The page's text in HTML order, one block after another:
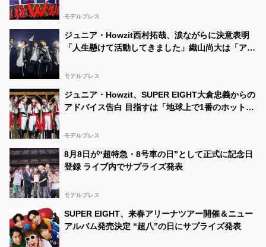
TO ME YOU】
モデルプレス
ジュニア・Howzit西村拓哉、涙ながらに決意表明
「人生懸けて活動してきました」織山尚大は「アイ
Howzit 1st LIVE 2026 NICE TO ME YOU】
モデルプレス
ジュニア・Howzit、SUPER EIGHT大倉忠義からの
アドバイス告白 目指すは「地球上で1番のホットス
NICE TO ME YOU】
モデルプレス
8月8日が“超特急・8号車の日”として正式に記念日
登録 ライブ内でサプライズ発表
モデルプレス
SUPER EIGHT、来春アリーナツアー開催＆ニュー
アルバム発売決定 “超八”の日にサプライズ発表